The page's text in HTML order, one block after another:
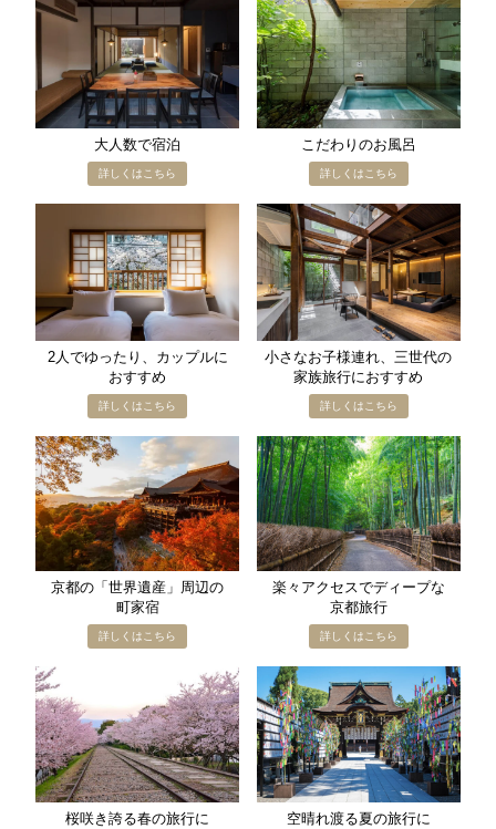
大人数で​宿泊 こだわりの​お風呂
2人で​ゆったり、​カップルに​
おすすめ
小さな​お子様​連れ、​三世代の​
家族旅行に​おすすめ
京都の​「世界遺産」​周辺の​
町家宿
楽々アクセスで​ディープな​
京都旅行
桜咲き誇る​春の​旅行に​
空晴れ渡る​夏の​旅行に​